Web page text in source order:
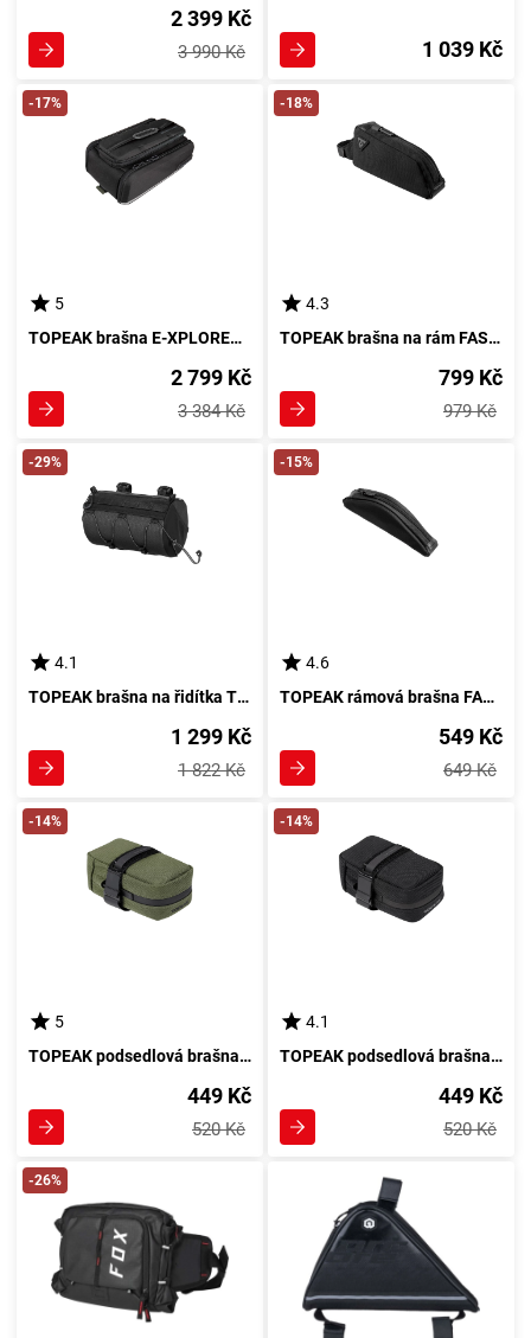
2 399 Kč
3 990 Kč 1 039 Kč
-17%
5
TOPEAK brašna E-XPLORER TRUNKBAG
2 799 Kč
3 384 Kč
-18%
4.3
TOPEAK brašna na rám FASTFUEL BAG BOLT-ON černá
799 Kč
979 Kč
-29%
4.1
TOPEAK brašna na řidítka TUBULAR BAR BAG černá
1 299 Kč
1 822 Kč
-15%
4.6
TOPEAK rámová brašna FASTFUEL BAG ESSENTIAL černá
549 Kč
649 Kč
-14%
5
TOPEAK podsedlová brašna ELEMENTA SEATBAG Slim zelená
449 Kč
520 Kč
-14%
4.1
TOPEAK podsedlová brašna ELEMENTA SEATBAG Slim černá
449 Kč
520 Kč
-26%